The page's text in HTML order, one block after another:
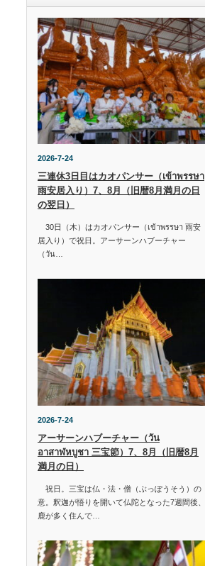
2026-7-24
三連休3日目はカオパンサー（เข้าพรรษา
雨安居入り）7、8月（旧暦8月満月の日
の翌日）
30日（木）はカオパンサー（เข้าพรรษา 雨安
居入り）で祝日。アーサーンハブーチャー
（วัน…
2026-7-24
アーサーンハブーチャー（วัน
อาสาฬหบูชา 三宝節）7、8月（旧暦8月
満月の日）
祝日。三宝は仏・法・僧（ぶっぽうそう）の
意。釈迦が悟りを開いて仏陀となった7週間後、
鹿が多く住んで…